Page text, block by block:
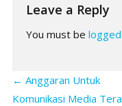
Leave a Reply
You must be
← Anggaran Untuk
Komunikasi Media